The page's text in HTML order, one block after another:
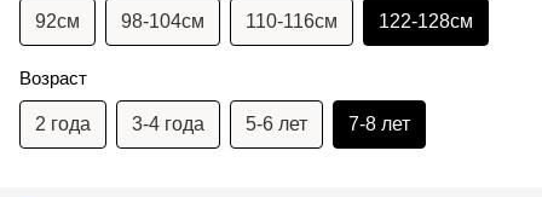
92см 98-104см 110-116см 122-128см
Возраст
2 года 3-4 года 5-6 лет 7-8 лет